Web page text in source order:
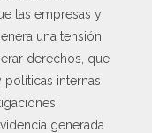
las empresas y
una tensión
derechos, que
políticas internas
generada